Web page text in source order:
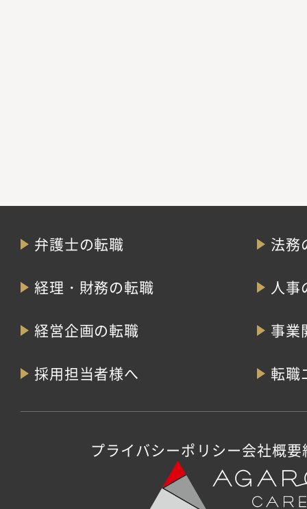
弁護士の転職 法務
経理・財務の転職 人事
経営企画の転職 事業
採用担当者様へ 転職
プライバシーポリシー会社概要